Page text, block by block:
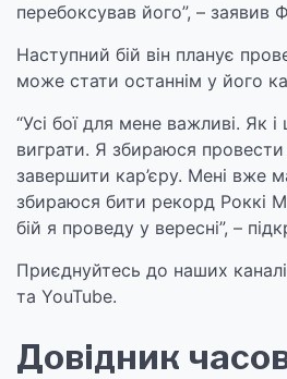
перебоксував його”, – заявив
Наступний бій він планує
може стати останнім у його
“Усі бої для мене важливі. Як
виграти. Я збираюся провести
завершити кар’єру. Мені вже
збираюся бити рекорд Роккі
бій я проведу у вересні”, –
Приєднуйтесь до наших
та YouTube.
Довідник